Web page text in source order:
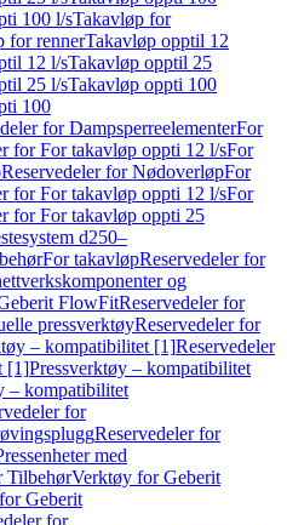
100 l/sTakavløp for
for rennerTakavløp opptil 12
12 l/sTakavløp opptil 25
25 l/sTakavløp oppti 100
100
for DampsperreelementerFor
for For takavløp oppti 12 l/sFor
Reservedeler for NødoverløpFor
for For takavløp oppti 12 l/sFor
for For takavløp oppti 25
d250–
For takavløpReservedeler for
og
FlowFitReservedeler for
pressverktøyReservedeler for
– kompatibilitet [1]Reservedeler
[1]Pressverktøy – kompatibilitet
– kompatibilitet
for
Reservedeler for
med
TilbehørVerktøy for Geberit
Geberit
for